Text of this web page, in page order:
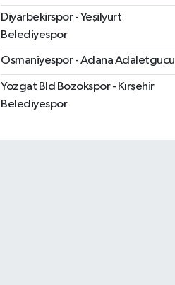
Diyarbekirspor - Yeşilyurt
Belediyespor
Osmaniyespor - Adana Adaletgucu
Yozgat Bld Bozokspor - Kırşehir
Belediyespor